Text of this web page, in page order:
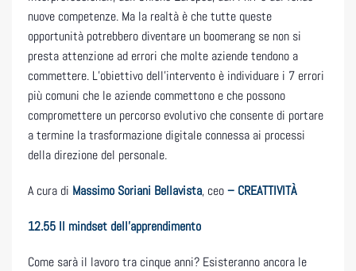
nuove competenze. Ma la realtà è che tutte queste
opportunità potrebbero diventare un boomerang se non si
presta attenzione ad errori che molte aziende tendono a
commettere. L’obiettivo dell’intervento è individuare i 7 errori
più comuni che le aziende commettono e che possono
compromettere un percorso evolutivo che consente di portare
a termine la trasformazione digitale connessa ai processi
della direzione del personale.
A cura di Massimo Soriani Bellavista, ceo– CREATTIVITÀ
12.55 Il mindset dell’apprendimento
Come sarà il lavoro tra cinque anni? Esisteranno ancora le